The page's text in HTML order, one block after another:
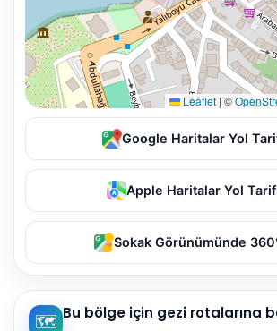
Leaflet | ©
Google Haritalar Yol
Apple Haritalar Yol
Sokak Görünümünde
🗺️ Bu bölge için gezi rotalarına